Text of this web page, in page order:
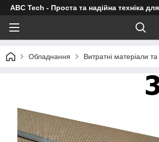
ABC Tech - Проста та надійна техніка
Обладнання Витратні матеріали